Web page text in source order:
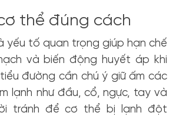
thể đúng cách
yếu tố quan trọng giúp hạn chế
và biến động huyết áp khi
đường cần chú ý giữ ấm các
lạnh như đầu, cổ, ngực, tay và
tránh để cơ thể bị lạnh đột